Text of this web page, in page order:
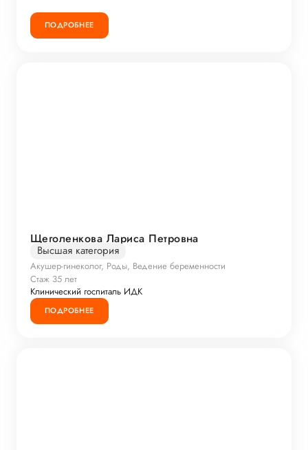
ПОДРОБНЕЕ
Щеголенкова Лариса Петровна
Высшая категория
Акушер-гинеколог, Роды, Ведение беременности
Стаж 35 лет
Клинический госпиталь ИДК
ПОДРОБНЕЕ